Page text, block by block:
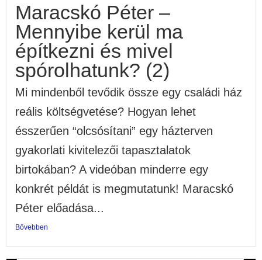
Maracskó Péter –
Mennyibe kerül ma
építkezni és mivel
spórolhatunk? (2)
Mi mindenből tevődik össze egy családi ház
reális költségvetése? Hogyan lehet
ésszerűen “olcsósítani” egy házterven
gyakorlati kivitelezői tapasztalatok
birtokában? A videóban minderre egy
konkrét példát is megmutatunk! Maracskó
Péter előadása...
Bővebben